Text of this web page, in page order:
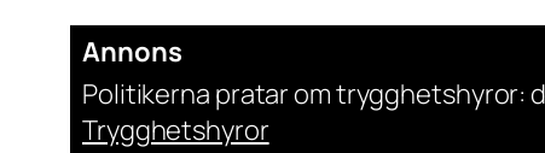
Annons
Politikerna pratar om trygghetshyror:
Trygghetshyror